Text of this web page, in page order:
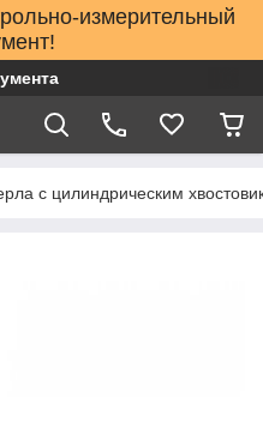
измерительный
с цилиндрическим